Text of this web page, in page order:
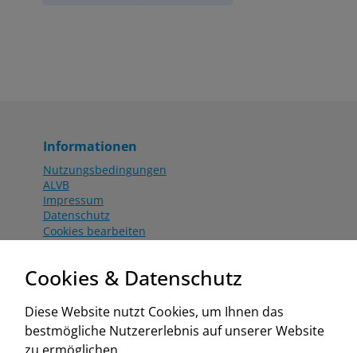
Informationen
Nutzungsbedingungen
ALVB
Impressum
Datenschutz
Cookies bearbeiten
Aktionsbedingungen
www.worahnik.at
Zentrale Köttlach
Cookies & Datenschutz
Diese Website nutzt Cookies, um Ihnen das
bestmögliche Nutzererlebnis auf unserer Website